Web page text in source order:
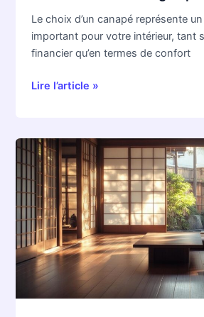
Le choix d’un canapé représente
important pour votre intérieur, tant
financier qu’en termes de confort
Lire l’article »
Parquet
japonais
authentique
:
investissement,
entretien
et
rapport
qualité-
prix